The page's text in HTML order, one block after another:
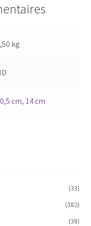
kg
cm, 14 cm
(33)
(382)
(38)